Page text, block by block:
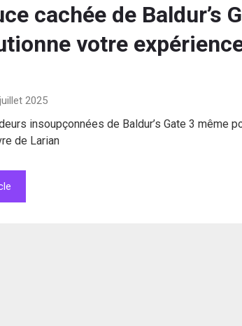
cachée de Baldur’s
votre
2025
insoupçonnées de Baldur’s Gate 3 même
de Larian